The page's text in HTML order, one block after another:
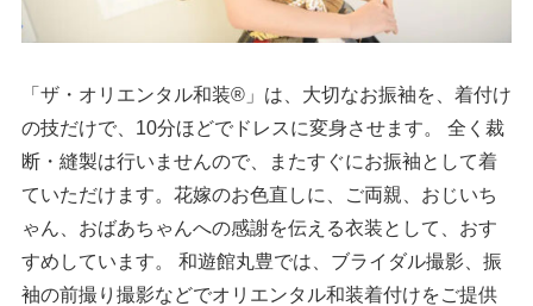
「ザ・オリエンタル和装®」は、大切なお振袖を、着付け
の技だけで、10分ほどでドレスに変身させます。 全く裁
断・縫製は行いませんので、またすぐにお振袖として着
ていただけます。花嫁のお色直しに、ご両親、おじいち
ゃん、おばあちゃんへの感謝を伝える衣装として、おす
すめしています。 和遊館丸豊では、ブライダル撮影、振
袖の前撮り撮影などでオリエンタル和装着付けをご提供